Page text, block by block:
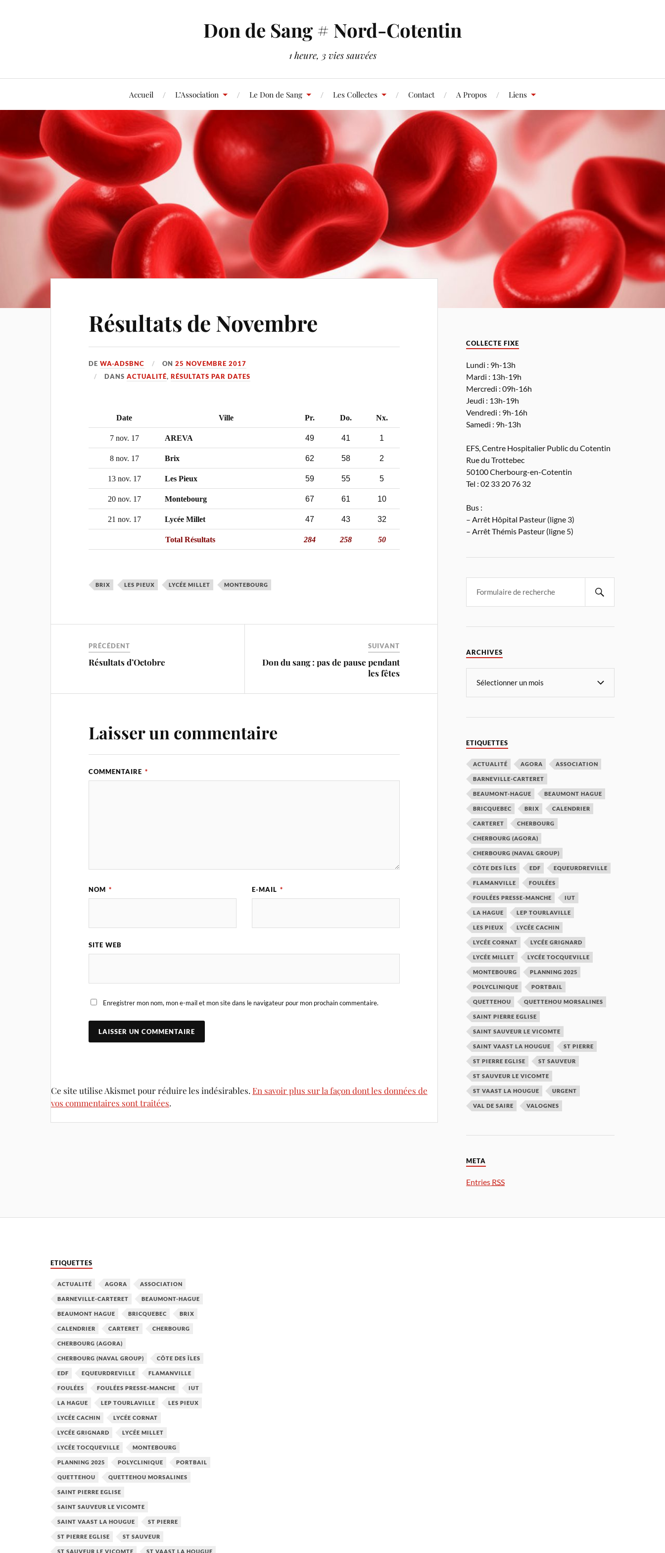
Don de Sang # Nord-Cotentin
1 heure, 3 vies sauvées
Accueil L’Association Le Don de Sang Les Collectes Contact A Propos Liens
Résultats de Novembre
DEWA-ADSBNC ON25 NOVEMBRE 2017
DANSACTUALITÉ,RÉSULTATS PAR DATES
Date Ville Pr. Do. Nx.
7 nov. 17 AREVA 49 41 1
8 nov. 17 Brix 62 58 2
13 nov. 17 Les Pieux 59 55 5
20 nov. 17 Montebourg 67 61 10
21 nov. 17 Lycée Millet 47 43 32
Total Résultats 284 258 50
BRIX LES PIEUX LYCÉE MILLET MONTEBOURG
PRÉCÉDENT
Résultats d’Octobre
SUIVANT
Don du sang : pas de pause pendant
les fêtes
Laisser un commentaire
COMMENTAIRE *
NOM * E-MAIL *
SITE WEB
Enregistrer mon nom, mon e-mail et mon site dans le navigateur pour mon prochain commentaire.
Ce site utilise Akismet pour réduire les indésirables. En savoir plus sur la façon dont les données de
vos commentaires sont traitées.
COLLECTE FIXE
Lundi : 9h-13h
Mardi : 13h-19h
Mercredi : 09h-16h
Jeudi : 13h-19h
Vendredi : 9h-16h
Samedi : 9h-13h
EFS, Centre Hospitalier Public du Cotentin
Rue du Trottebec
50100 Cherbourg-en-Cotentin
Tel : 02 33 20 76 32
Bus :
– Arrêt Hôpital Pasteur (ligne 3)
– Arrêt Thémis Pasteur (ligne 5)
ARCHIVES
ETIQUETTES
ACTUALITÉ AGORA ASSOCIATION
BARNEVILLE-CARTERET
BEAUMONT-HAGUE BEAUMONT HAGUE
BRICQUEBEC BRIX CALENDRIER
CARTERET CHERBOURG
CHERBOURG (AGORA)
CHERBOURG (NAVAL GROUP)
CÔTE DES ÎLES EDF EQUEURDREVILLE
FLAMANVILLE FOULÉES
FOULÉES PRESSE-MANCHE IUT
LA HAGUE LEP TOURLAVILLE
LES PIEUX LYCÉE CACHIN
LYCÉE CORNAT LYCÉE GRIGNARD
LYCÉE MILLET LYCÉE TOCQUEVILLE
MONTEBOURG PLANNING 2025
POLYCLINIQUE PORTBAIL
QUETTEHOU QUETTEHOU MORSALINES
SAINT PIERRE EGLISE
SAINT SAUVEUR LE VICOMTE
SAINT VAAST LA HOUGUE ST PIERRE
ST PIERRE EGLISE ST SAUVEUR
ST SAUVEUR LE VICOMTE
ST VAAST LA HOUGUE URGENT
VAL DE SAIRE VALOGNES
META
Entries RSS
ETIQUETTES
ACTUALITÉ AGORA ASSOCIATION
BARNEVILLE-CARTERET BEAUMONT-HAGUE
BEAUMONT HAGUE BRICQUEBEC BRIX
CALENDRIER CARTERET CHERBOURG
CHERBOURG (AGORA)
CHERBOURG (NAVAL GROUP) CÔTE DES ÎLES
EDF EQUEURDREVILLE FLAMANVILLE
FOULÉES FOULÉES PRESSE-MANCHE IUT
LA HAGUE LEP TOURLAVILLE LES PIEUX
LYCÉE CACHIN LYCÉE CORNAT
LYCÉE GRIGNARD LYCÉE MILLET
LYCÉE TOCQUEVILLE MONTEBOURG
PLANNING 2025 POLYCLINIQUE PORTBAIL
QUETTEHOU QUETTEHOU MORSALINES
SAINT PIERRE EGLISE
SAINT SAUVEUR LE VICOMTE
SAINT VAAST LA HOUGUE ST PIERRE
ST PIERRE EGLISE ST SAUVEUR
ST SAUVEUR LE VICOMTE ST VAAST LA HOUGUE